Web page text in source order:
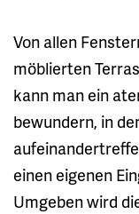
Von allen
möblierten
kann man ein
bewundern, in
einen eigenen
Umgeben wird